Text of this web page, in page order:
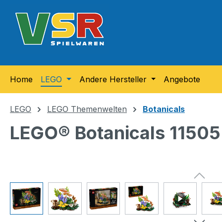
Hauptinhalt springen
Zur Suche springen
Zur Hauptnavigation springen
Home LEGO Andere Hersteller Angebote
LEGO LEGO Themenwelten Botanicals
LEGO® Botanicals
Bildergalerie überspringen